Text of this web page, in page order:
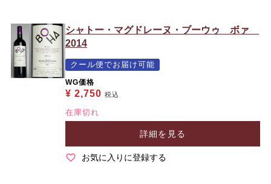
シャトー・マグドレーヌ・ブーウゥ ボァ
2014
クール便でお届け可能
WG価格
¥ 2,750 税込
在庫切れ
詳細を見る
お気に入りに登録する